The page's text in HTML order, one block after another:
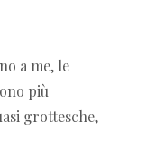
a me, le
più
grottesche,